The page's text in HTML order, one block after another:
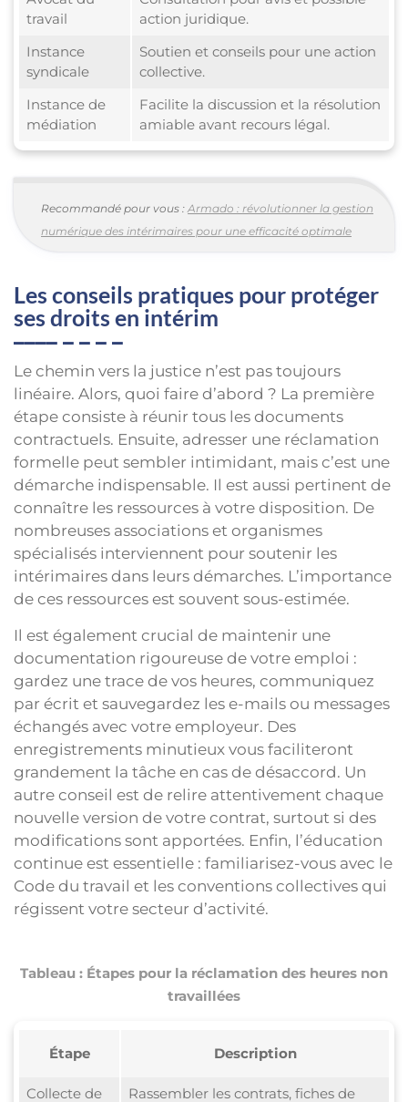
travail
action juridique.
Instance
syndicale
Soutien et conseils pour une action
collective.
Instance de
médiation
Facilite la discussion et la résolution
amiable avant recours légal.
Recommandé pour vous :Armado : révolutionner la gestion
numérique des intérimaires pour une efficacité optimale
Les conseils pratiques pour protéger
ses droits en intérim
Le chemin vers la justice n’est pas toujours
linéaire. Alors, quoi faire d’abord ? La première
étape consiste à réunir tous les documents
contractuels. Ensuite, adresser une réclamation
formelle peut sembler intimidant, mais c’est une
démarche indispensable. Il est aussi pertinent de
connaître les ressources à votre disposition. De
nombreuses associations et organismes
spécialisés interviennent pour soutenir les
intérimaires dans leurs démarches. L’importance
de ces ressources est souvent sous-estimée.
Il est également crucial de maintenir une
documentation rigoureuse de votre emploi :
gardez une trace de vos heures, communiquez
par écrit et sauvegardez les e-mails ou messages
échangés avec votre employeur. Des
enregistrements minutieux vous faciliteront
grandement la tâche en cas de désaccord. Un
autre conseil est de relire attentivement chaque
nouvelle version de votre contrat, surtout si des
modifications sont apportées. Enfin, l’éducation
continue est essentielle : familiarisez-vous avec le
Code du travail et les conventions collectives qui
régissent votre secteur d’activité.
Tableau : Étapes pour la réclamation des heures non
travaillées
Étape Description
Collecte de
Rassembler les contrats, fiches de